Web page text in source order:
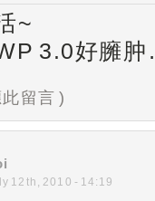
~
3.0好臃
留言 )
12th, 2010 - 14:19